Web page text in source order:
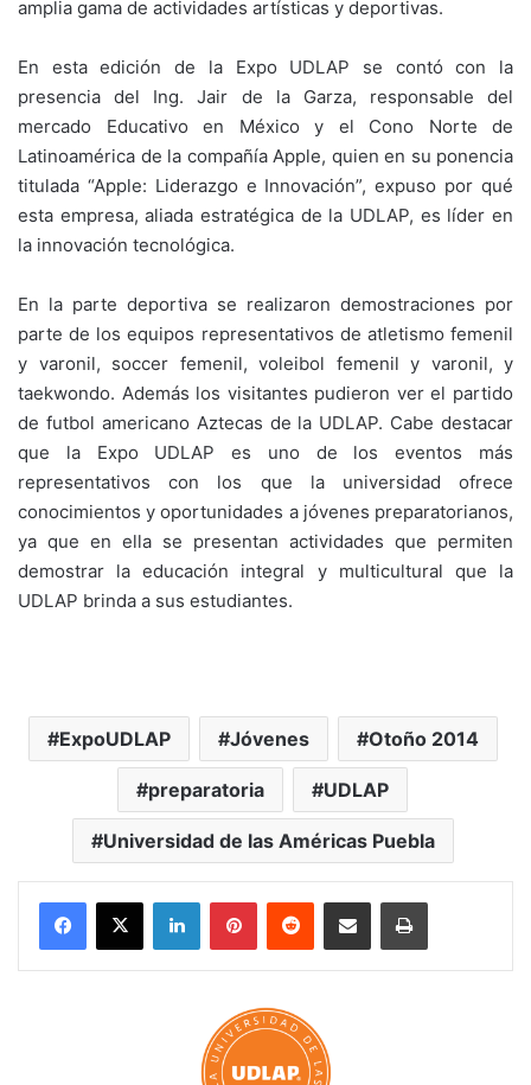
amplia gama de actividades artísticas y deportivas.
En esta edición de la Expo UDLAP se contó con la
presencia del Ing. Jair de la Garza, responsable del
mercado Educativo en México y el Cono Norte de
Latinoamérica de la compañía Apple, quien en su ponencia
titulada “Apple: Liderazgo e Innovación”, expuso por qué
esta empresa, aliada estratégica de la UDLAP, es líder en
la innovación tecnológica.
En la parte deportiva se realizaron demostraciones por
parte de los equipos representativos de atletismo femenil
y varonil, soccer femenil, voleibol femenil y varonil, y
taekwondo. Además los visitantes pudieron ver el partido
de futbol americano Aztecas de la UDLAP. Cabe destacar
que la Expo UDLAP es uno de los eventos más
representativos con los que la universidad ofrece
conocimientos y oportunidades a jóvenes preparatorianos,
ya que en ella se presentan actividades que permiten
demostrar la educación integral y multicultural que la
UDLAP brinda a sus estudiantes.
ExpoUDLAP Jóvenes Otoño 2014
preparatoria UDLAP
Universidad de las Américas Puebla
LinkedInPinterestReddit Share via Email Print